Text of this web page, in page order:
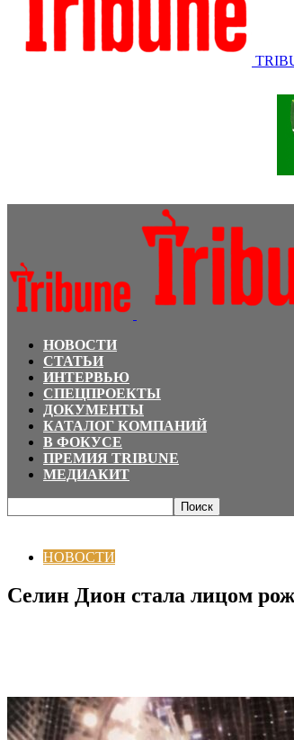
НОВОСТИ
СТАТЬИ
ИНТЕРВЬЮ
СПЕЦПРОЕКТЫ
ДОКУМЕНТЫ
КАТАЛОГ КОМПАНИЙ
В ФОКУСЕ
ПРЕМИЯ TRIBUNE
МЕДИАКИТ
НОВОСТИ
Селин Дион стала лицом